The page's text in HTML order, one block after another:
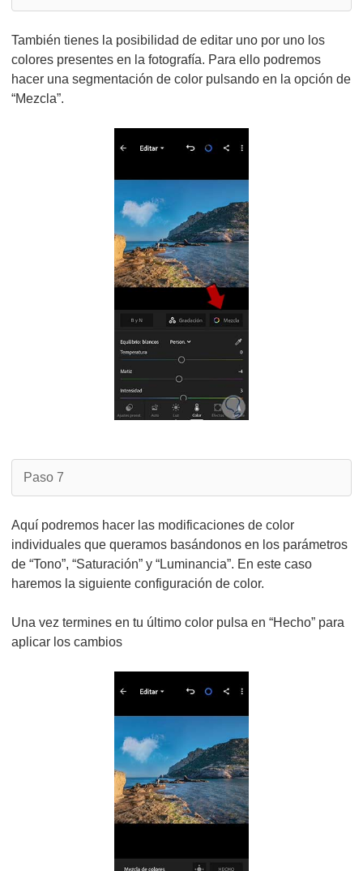
También tienes la posibilidad de editar uno por uno los
colores presentes en la fotografía. Para ello podremos
hacer una segmentación de color pulsando en la opción de
“Mezcla”.
Paso 7
Aquí podremos hacer las modificaciones de color
individuales que queramos basándonos en los parámetros
de “Tono”, “Saturación” y “Luminancia”. En este caso
haremos la siguiente configuración de color.
Una vez termines en tu último color pulsa en “Hecho” para
aplicar los cambios